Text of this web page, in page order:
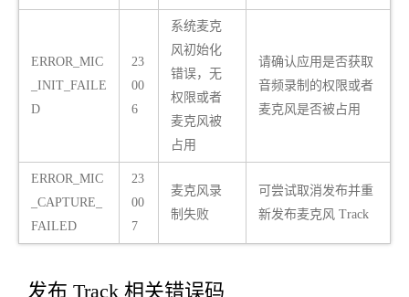
ERROR_MIC
_INIT_FAILE
D
23
00
6
系统麦克
风初始化
错误，无
权限或者
麦克风被
占用
请确认应用是否获取
音频录制的权限或者
麦克风是否被占用
ERROR_MIC
_CAPTURE_
FAILED
23
00
7
麦克风录
制失败
可尝试取消发布并重
新发布麦克风 Track
发布 Track 相关错误码